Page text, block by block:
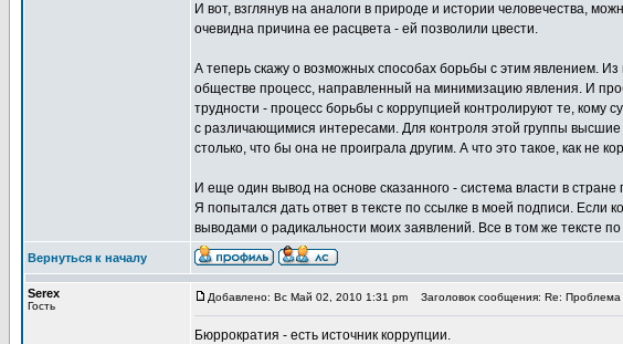
И вот, взглянув на аналоги в природе и истории человечества,
очевидна причина ее расцвета - ей позволили цвести.
А теперь скажу о возможных способах борьбы с этим явлением.
обществе процесс, направленный на минимизацию явления. И
трудности - процесс борьбы с коррупцией контролируют те,
с различающимися интересами. Для контроля этой группы
столько, что бы она не проиграла другим. А что это такое, как не
И еще один вывод на основе сказанного - система власти в
Я попытался дать ответ в тексте по ссылке в моей подписи. Если
выводами о радикальности моих заявлений. Все в том же тексте
Вернуться к началу
Serex
Гость
Добавлено: Вс Май 02, 2010 1:31 pm Заголовок сообщения: Re: Проблема
Бюррократия - есть источник коррупции.